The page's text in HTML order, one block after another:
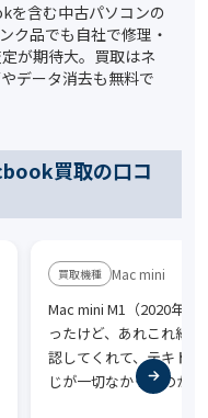
を含む中古パソコンの
ク品でも自社で修理・
が期待大。買取はネ
データ消去も無料で
買取の口コ
Mac mini
Mac mini M1（2020年）
ったけど、あれこれ細か
認してくれて、テキトー
じが一切なかったのが◎